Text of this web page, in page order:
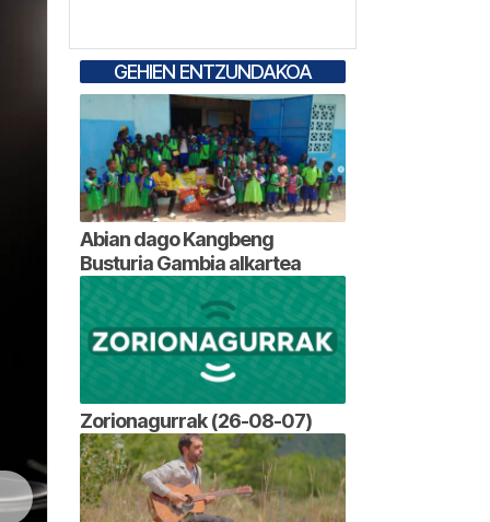
GEHIEN ENTZUNDAKOA
Abian dago Kangbeng
Busturia Gambia alkartea
Zorionagurrak (26-08-07)